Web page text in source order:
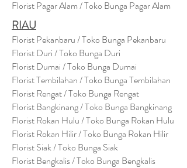
Florist Pagar Alam / Toko Bunga Pagar Alam
RIAU
Florist Pekanbaru / Toko Bunga Pekanbaru
Florist Duri / Toko Bunga Duri
Florist Dumai / Toko Bunga Dumai
Florist Tembilahan / Toko Bunga Tembilahan
Florist Rengat / Toko Bunga Rengat
Florist Bangkinang / Toko Bunga Bangkinang
Florist Rokan Hulu / Toko Bunga Rokan Hulu
Florist Rokan Hilir / Toko Bunga Rokan Hilir
Florist Siak / Toko Bunga Siak
Florist Bengkalis / Toko Bunga Bengkalis